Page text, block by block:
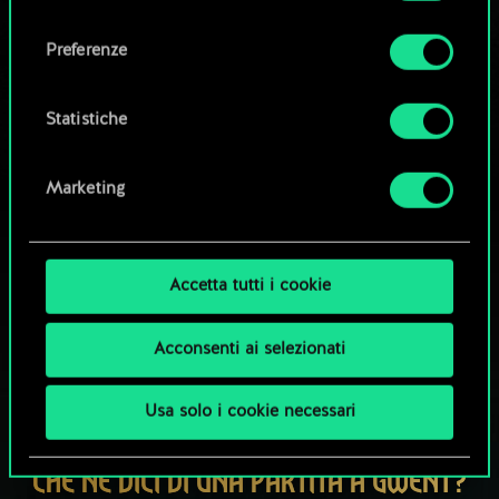
Tutti i dettagli su come utilizziamo i cookie e su
disponibili nel menu "Impostazioni" qui sotto.
Preferenze
Statistiche
Marketing
Accetta tutti i cookie
Acconsenti ai selezionati
Usa solo i cookie necessari
Esplora i mazzi della community
CHE NE DICI DI UNA PARTITA A GWENT?